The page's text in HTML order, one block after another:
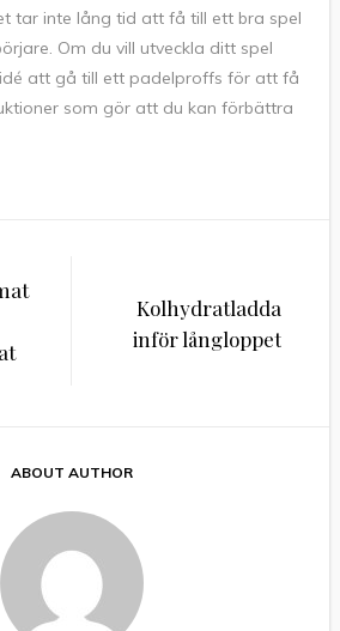
tar inte lång tid att få till ett bra spel
Om du vill utveckla ditt spel
att gå till ett padelproffs för att få
som gör att du kan förbättra
Kolhydratladda
inför långloppet
ABOUT AUTHOR